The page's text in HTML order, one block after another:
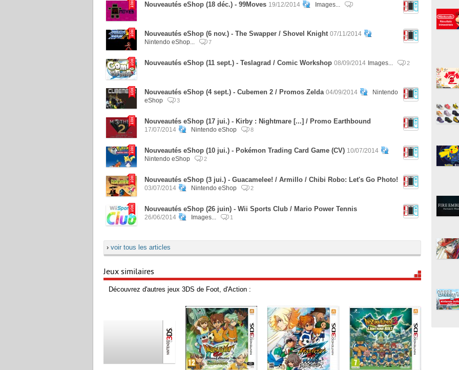
Nouveautés eShop (18 déc.) - 99Moves 19/12/2014 Images...
Nouveautés eShop (6 nov.) - The Swapper / Shovel Knight 07/11/2014
Nintendo eShop...
7
Nouveautés eShop (11 sept.) - Teslagrad / Comic Workshop 08/09/2014 Images... 2
Nouveautés eShop (4 sept.) - Cubemen 2 / Promos Zelda 04/09/2014
Nintendo
eShop
3
Nouveautés eShop (17 jui.) - Kirby : Nightmare [...] / Promo Earthbound
17/07/2014 Nintendo eShop 8
Nouveautés eShop (10 jui.) - Pokémon Trading Card Game (CV) 10/07/2014
Nintendo eShop
2
Nouveautés eShop (3 jui.) - Guacamelee! / Armillo / Chibi Robo: Let's Go Photo!
03/07/2014 Nintendo eShop 2
Nouveautés eShop (26 juin) - Wii Sports Club / Mario Power Tennis
26/06/2014 Images... 1
› voir tous les articles
Jeux similaires
Découvrez d'autres jeux 3DS de Foot, d'Action :